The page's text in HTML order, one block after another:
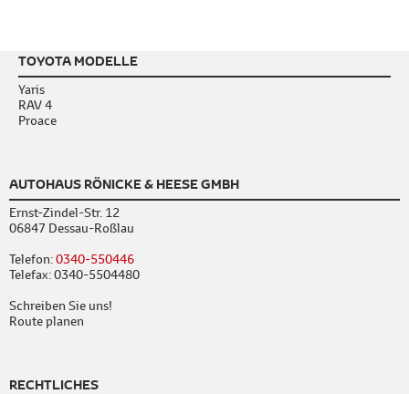
TOYOTA MODELLE
Yaris
RAV 4
Proace
AUTOHAUS RÖNICKE & HEESE GMBH
Ernst-Zindel-Str. 12
06847 Dessau-Roßlau
Telefon:0340-550446
Telefax: 0340-5504480
Schreiben Sie uns!
Route planen
RECHTLICHES